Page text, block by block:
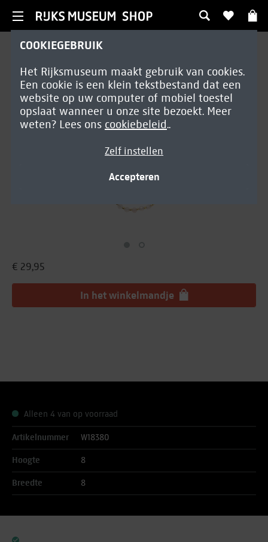
COOKIEGEBRUIK
Het Rijksmuseum maakt gebruik van cookies.
Een cookie is een klein tekstbestand dat een
website op uw computer of mobiel toestel
opslaat wanneer u onze site bezoekt. Meer
weten? Lees ons cookiebeleid..
Zelf instellen
Accepteren
Bracelet Card Merian Rose
Quartz
€ 29,95
In het winkelmandje
Alleen 4 van op voorraad
Artikelnummer W18380
Hoogte 8
Breedte 8